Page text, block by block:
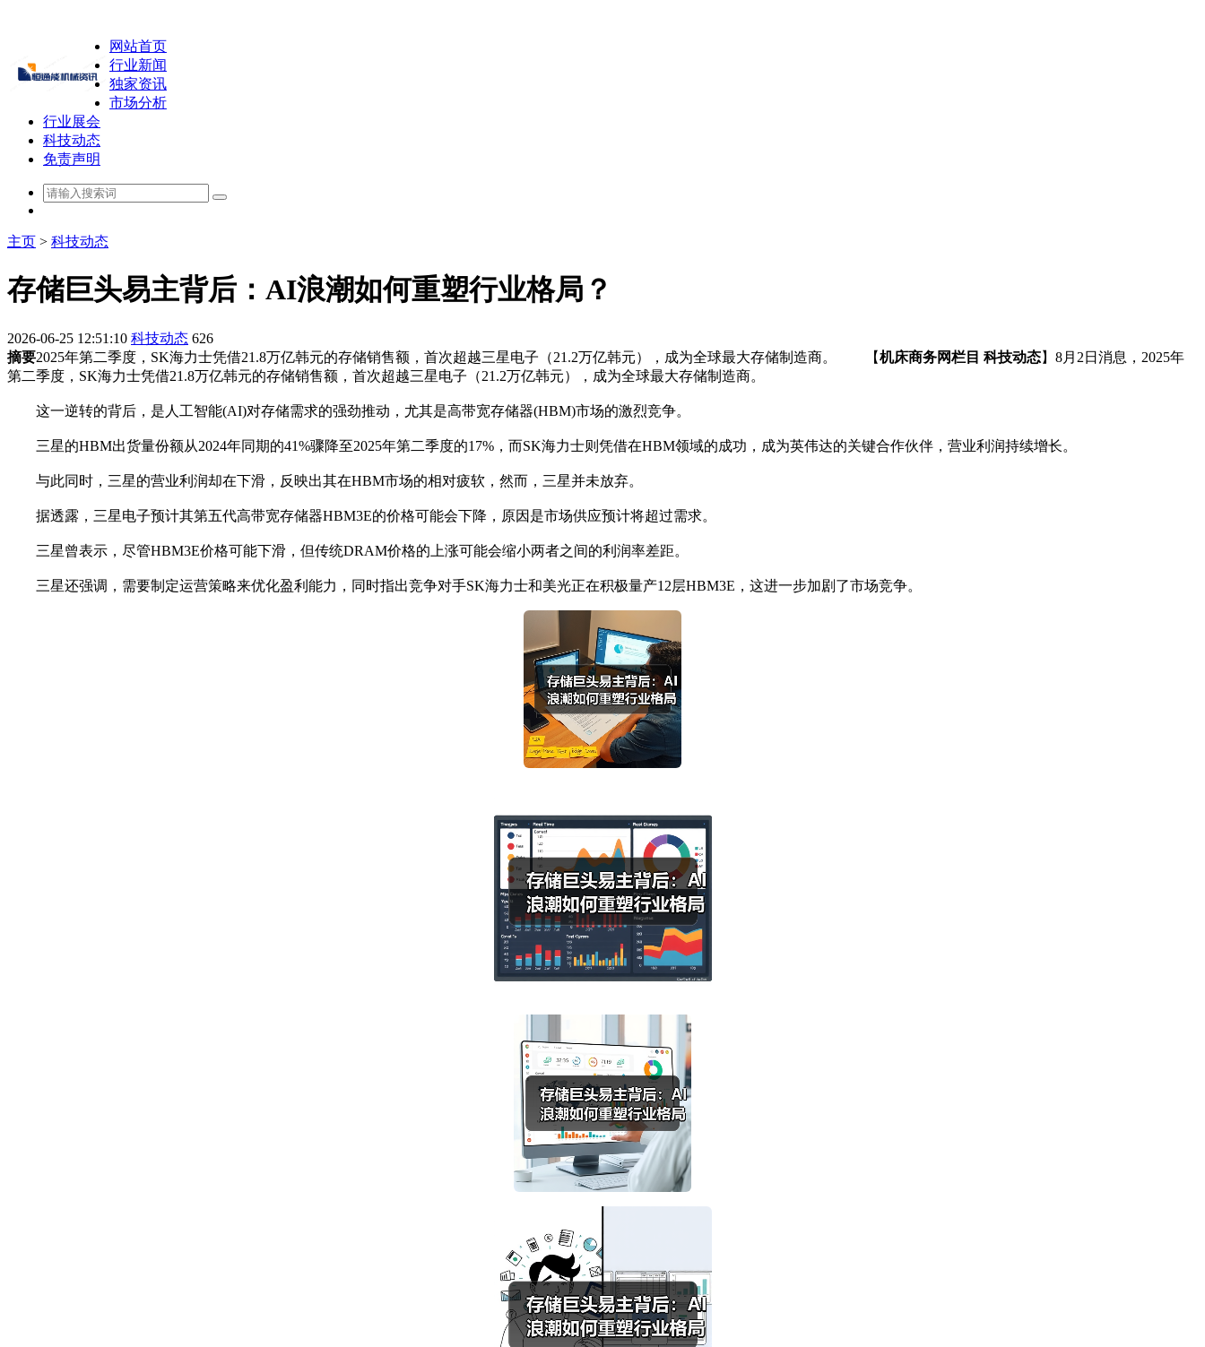
网站首页
行业新闻
独家资讯
市场分析
行业展会
科技动态
免责声明
主页 > 科技动态
存储巨头易主背后：AI浪潮如何重塑行业格局？
2026-06-25 12:51:10 科技动态 626
摘要2025年第二季度，SK海力士凭借21.8万亿韩元的存储销售额，首次超越三星电子（21.2万亿韩元），成为全球最大存储制造商。 【机床商务网栏目 科技动态】8月2日消息，2025年
第二季度，SK海力士凭借21.8万亿韩元的存储销售额，首次超越三星电子（21.2万亿韩元），成为全球最大存储制造商。
这一逆转的背后，是人工智能(AI)对存储需求的强劲推动，尤其是高带宽存储器(HBM)市场的激烈竞争。
三星的HBM出货量份额从2024年同期的41%骤降至2025年第二季度的17%，而SK海力士则凭借在HBM领域的成功，成为英伟达的关键合作伙伴，营业利润持续增长。
与此同时，三星的营业利润却在下滑，反映出其在HBM市场的相对疲软，然而，三星并未放弃。
据透露，三星电子预计其第五代高带宽存储器HBM3E的价格可能会下降，原因是市场供应预计将超过需求。
三星曾表示，尽管HBM3E价格可能下滑，但传统DRAM价格的上涨可能会缩小两者之间的利润率差距。
三星还强调，需要制定运营策略来优化盈利能力，同时指出竞争对手SK海力士和美光正在积极量产12层HBM3E，这进一步加剧了市场竞争。